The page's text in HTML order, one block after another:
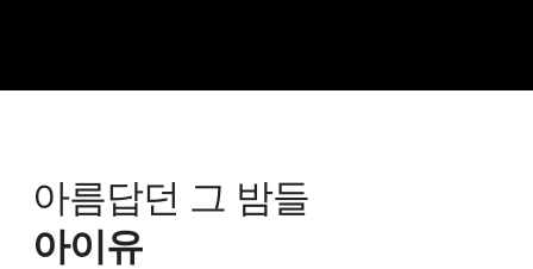
아름답던 그 밤들
아이유